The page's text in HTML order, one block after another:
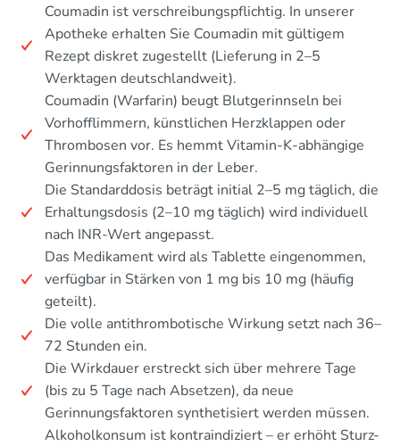
Coumadin ist verschreibungspflichtig. In unserer
Apotheke erhalten Sie Coumadin mit gültigem
Rezept diskret zugestellt (Lieferung in 2–5
Werktagen deutschlandweit).
Coumadin (Warfarin) beugt Blutgerinnseln bei
Vorhofflimmern, künstlichen Herzklappen oder
Thrombosen vor. Es hemmt Vitamin-K-abhängige
Gerinnungsfaktoren in der Leber.
Die Standarddosis beträgt initial 2–5 mg täglich, die
Erhaltungsdosis (2–10 mg täglich) wird individuell
nach INR-Wert angepasst.
Das Medikament wird als Tablette eingenommen,
verfügbar in Stärken von 1 mg bis 10 mg (häufig
geteilt).
Die volle antithrombotische Wirkung setzt nach 36–
72 Stunden ein.
Die Wirkdauer erstreckt sich über mehrere Tage
(bis zu 5 Tage nach Absetzen), da neue
Gerinnungsfaktoren synthetisiert werden müssen.
Alkoholkonsum ist kontraindiziert – er erhöht Sturz-